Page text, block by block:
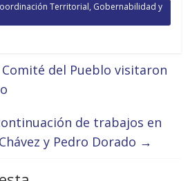
Territorial, Gobernabilidad y
del Pueblo visitaron
de trabajos en
y Pedro Dorado →